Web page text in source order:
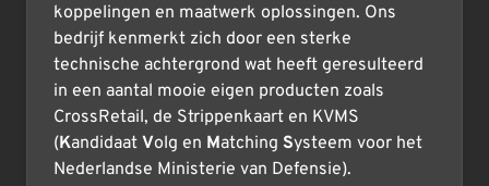
koppelingen en maatwerk oplossingen. Ons
bedrijf kenmerkt zich door een sterke
technische achtergrond wat heeft geresulteerd
in een aantal mooie eigen producten zoals
CrossRetail, de Strippenkaart en KVMS
(Kandidaat Volg en Matching Systeem voor het
Nederlandse Ministerie van Defensie).